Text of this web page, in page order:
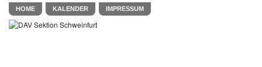
HOME KALENDER IMPRESSUM